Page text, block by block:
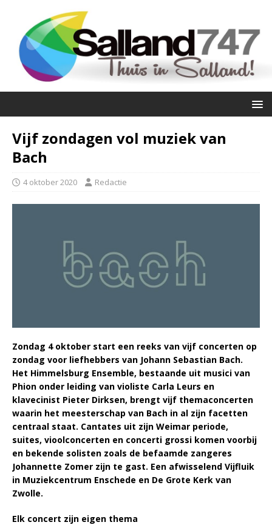
Vijf zondagen vol muziek van
Bach
4 oktober 2020 Redactie
Zondag 4 oktober start een reeks van vijf concerten op
zondag voor liefhebbers van Johann Sebastian Bach.
Het Himmelsburg Ensemble, bestaande uit musici van
Phion onder leiding van violiste Carla Leurs en
klavecinist Pieter Dirksen, brengt vijf themaconcerten
waarin het meesterschap van Bach in al zijn facetten
centraal staat. Cantates uit zijn Weimar periode,
suites, vioolconcerten en concerti grossi komen voorbij
en bekende solisten zoals de befaamde zangeres
Johannette Zomer zijn te gast. Een afwisselend Vijfluik
in Muziekcentrum Enschede en De Grote Kerk van
Zwolle.
Elk concert zijn eigen thema